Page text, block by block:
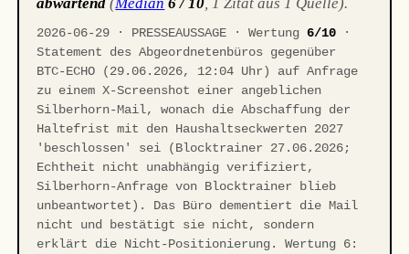
2026-06-29 · PRESSEAUSSAGE · Wertung6/10 ·
Statement des Abgeordnetenbüros gegenüber
BTC-ECHO (29.06.2026, 12:04 Uhr) auf Anfrage
zu einem X-Screenshot einer angeblichen
Silberhorn-Mail, wonach die Abschaffung der
Haltefrist mit den Haushaltseckwerten 2027
'beschlossen' sei (Blocktrainer 27.06.2026;
Echtheit nicht unabhängig verifiziert,
Silberhorn-Anfrage von Blocktrainer blieb
unbeantwortet). Das Büro dementiert die Mail
nicht und bestätigt sie nicht, sondern
erklärt die Nicht-Positionierung. Wertung 6: